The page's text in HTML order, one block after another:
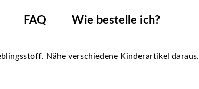
FAQ Wie bestelle ich?
Nähe verschiedene Kinderartikel daraus.